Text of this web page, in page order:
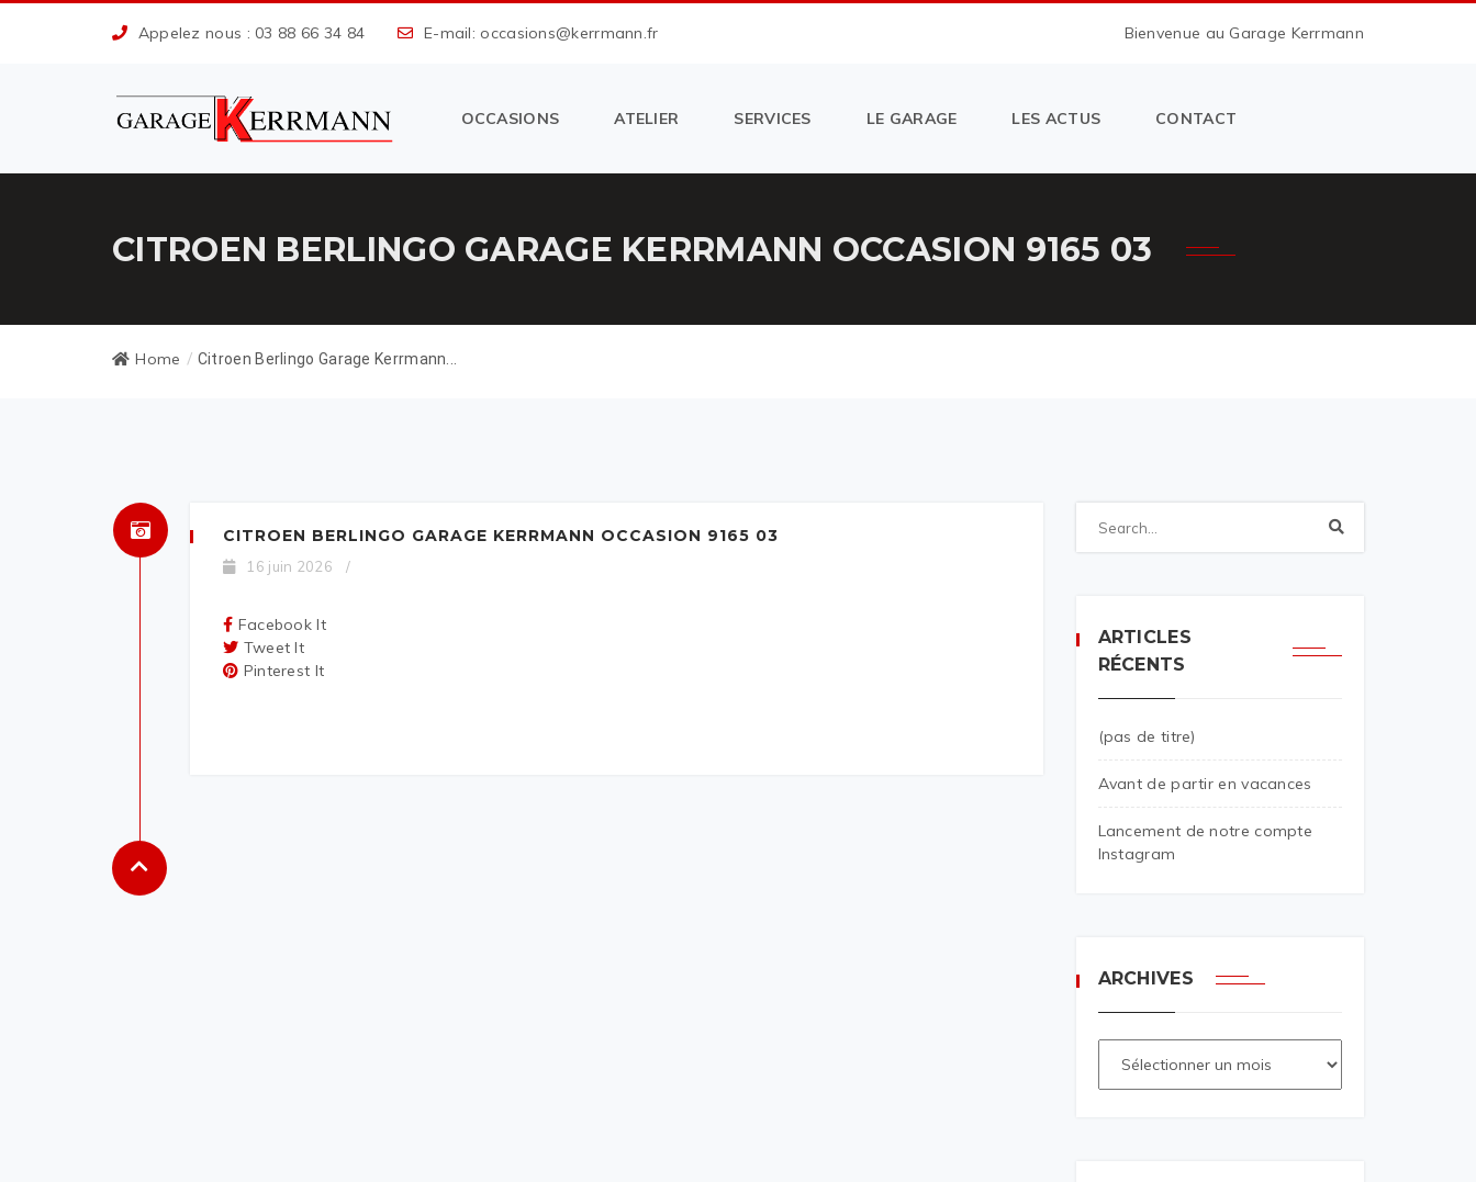
Appelez nous : 03 88 66 34 84 E-mail: occasions@kerrmann.fr Bienvenue au Garage Kerrmann
OCCASIONS ATELIER SERVICES LE GARAGE LES ACTUS CONTACT
CITROEN BERLINGO GARAGE KERRMANN OCCASION 9165 03
Home / Citroen Berlingo Garage Kerrmann...
CITROEN BERLINGO GARAGE KERRMANN OCCASION 9165 03
16 juin 2026 /
Facebook It
Tweet It
Pinterest It
ARTICLES
RÉCENTS
(pas de titre)
Avant de partir en vacances
Lancement de notre compte
Instagram
ARCHIVES